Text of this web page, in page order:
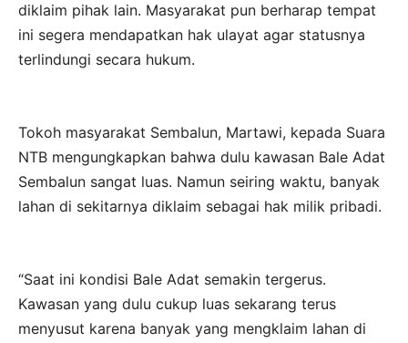
diklaim pihak lain. Masyarakat pun berharap tempat
ini segera mendapatkan hak ulayat agar statusnya
terlindungi secara hukum.
Tokoh masyarakat Sembalun, Martawi, kepada Suara
NTB mengungkapkan bahwa dulu kawasan Bale Adat
Sembalun sangat luas. Namun seiring waktu, banyak
lahan di sekitarnya diklaim sebagai hak milik pribadi.
“Saat ini kondisi Bale Adat semakin tergerus.
Kawasan yang dulu cukup luas sekarang terus
menyusut karena banyak yang mengklaim lahan di